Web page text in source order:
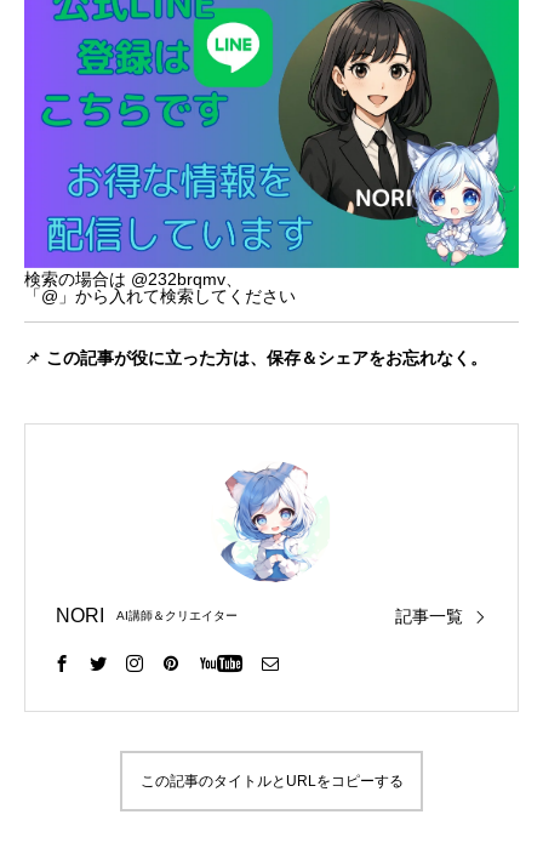
検索の場合は @232brqmv、
「@」から入れて検索してください
📌 この記事が役に立った方は、保存＆シェアをお忘れなく。
NORI AI講師＆クリエイター 記事一覧
この記事のタイトルとURLをコピーする